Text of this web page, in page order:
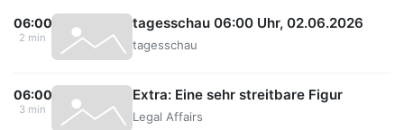
06:00
2 min
tagesschau 06:00 Uhr, 02.06.2026
tagesschau
06:00
3 min
Extra: Eine sehr streitbare Figur
Legal Affairs